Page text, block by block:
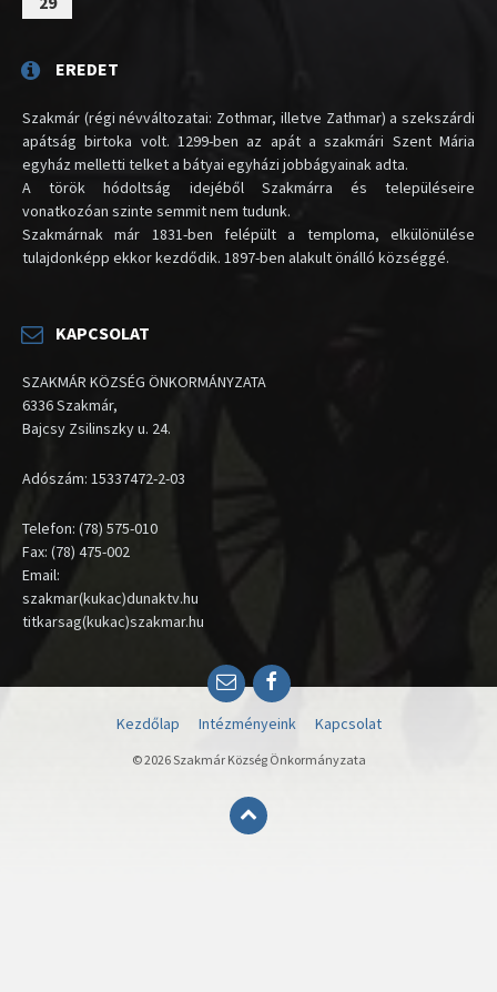
EREDET
Szakmár (régi névváltozatai: Zothmar, illetve Zathmar) a szekszárdi
apátság birtoka volt. 1299-ben az apát a szakmári Szent Mária
egyház melletti telket a bátyai egyházi jobbágyainak adta.
A török hódoltság idejéből Szakmárra és településeire
vonatkozóan szinte semmit nem tudunk.
Szakmárnak már 1831-ben felépült a temploma, elkülönülése
tulajdonképp ekkor kezdődik. 1897-ben alakult önálló községgé.
KAPCSOLAT
SZAKMÁR KÖZSÉG ÖNKORMÁNYZATA
6336 Szakmár,
Bajcsy Zsilinszky u. 24.
Adószám: 15337472-2-03
Telefon: (78) 575-010
Fax: (78) 475-002
Email:
szakmar(kukac)dunaktv.hu
titkarsag(kukac)szakmar.hu
EmailFacebook
Kezdőlap Intézményeink Kapcsolat
© 2026 Szakmár Község Önkormányzata